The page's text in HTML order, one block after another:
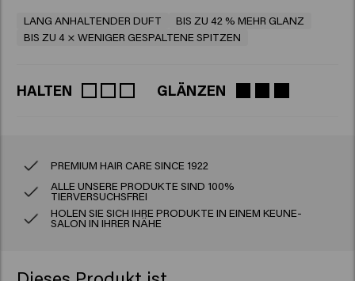
LANG ANHALTENDER DUFT
BIS ZU 42 % MEHR GLANZ
BIS ZU 4 × WENIGER GESPALTENE SPITZEN
HALTEN GLÄNZEN
PREMIUM HAIR CARE SINCE 1922
ALLE UNSERE PRODUKTE SIND 100%
TIERVERSUCHSFREI
HOLEN SIE SICH IHRE PRODUKTE IN EINEM KEUNE-
SALON IN IHRER NÄHE